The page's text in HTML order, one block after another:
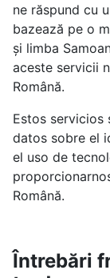
ne răspund cu
bazează pe o
și limba
aceste servicii
Română.
Estos servicios
datos sobre el
el uso de
Română.
Întrebări